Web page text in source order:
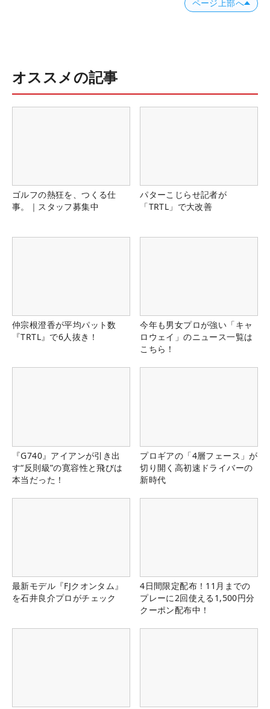
ページ上部へ
オススメの記事
ゴルフの熱狂を、つくる仕
事。｜スタッフ募集中
パターこじらせ記者が
「TRTL」で大改善
仲宗根澄香が平均パット数
『TRTL』で6人抜き！
今年も男女プロが強い「キャ
ロウェイ」のニュース一覧は
こちら！
『G740』アイアンが引き出
す“反則級”の寛容性と飛びは
本当だった！
プロギアの「4層フェース」が
切り開く高初速ドライバーの
新時代
最新モデル『FJクオンタム』
を石井良介プロがチェック
4日間限定配布！11月までの
プレーに2回使える1,500円分
クーポン配布中！